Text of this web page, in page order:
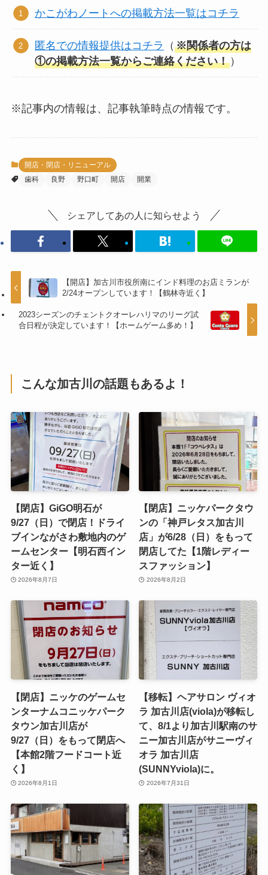
かこがわノートへの掲載方法一覧はコチラ
匿名での情報提供はコチラ （※関係者の方は
①の掲載方法一覧からご連絡ください！ ）
※記事内の情報は、記事執筆時点の情報です。
開店・閉店・リニューアル
歯科
良野 野口町 開店 開業
シェアしてあの人に知らせよう
【開店】加古川市役所南にインド料理のお店ミランが
2/24オープンしています！【鶴林寺近く】
2023シーズンのチェントクオーレハリマのリーグ試
合日程が決定しています！【ホームゲーム多め！】
こんな加古川の話題もあるよ！
【閉店】GiGO明石が
9/27（日）で閉店！ドライ
ブインながさわ敷地内のゲ
ームセンター【明石西イン
ター近く】
2026年8月7日
【閉店】ニッケパークタウ
ンの「神戸レタス加古川
店」が6/28（日）をもって
閉店してた【1階レディー
スファッション】
2026年8月2日
【閉店】ニッケのゲームセ
ンターナムコニッケパーク
タウン加古川店が
9/27（日）をもって閉店へ
【本館2階フードコート近
く】
2026年8月1日
【移転】ヘアサロン ヴィオ
ラ 加古川店(viola)が移転し
て、8/1より加古川駅南のサ
ニー加古川店がサニーヴィ
オラ 加古川店
(SUNNYviola)に。
2026年7月31日